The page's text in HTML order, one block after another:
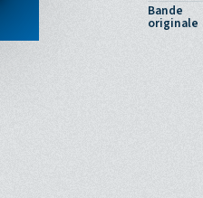
Bande
originale